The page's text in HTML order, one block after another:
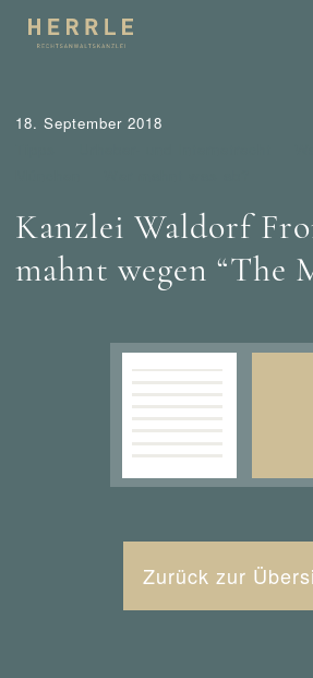
18. September 2018
Kanzlei Waldorf
mahnt wegen “The
Zurück zur